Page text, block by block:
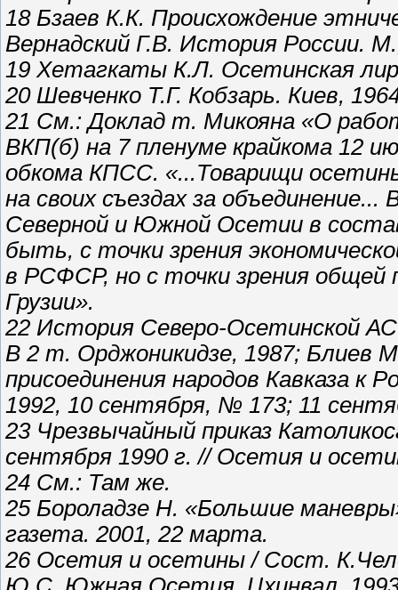
18 Бзаев К.К. Происхождение
Вернадский Г.В. История России.
19 Хетагкаты К.Л. Осетинская
20 Шевченко Т.Г. Кобзарь. Киев,
21 См.: Доклад т. Микояна «О
ВКП(б) на 7 пленуме крайкома 12
обкома КПСС. «...Товарищи
на своих съездах за
Северной и Южной Осетии в
быть, с точки зрения
в РСФСР, но с точки зрения
Грузии».
22 История Северо-Осетинской
В 2 т. Орджоникидзе, 1987; Блиев
присоединения народов Кавказа к
1992, 10 сентября, № 173; 11
23 Чрезвычайный приказ
сентября 1990 г. // Осетия и
24 См.: Там же.
25 Бороладзе Н. «Большие
газета. 2001, 22 марта.
26 Осетия и осетины / Сост.